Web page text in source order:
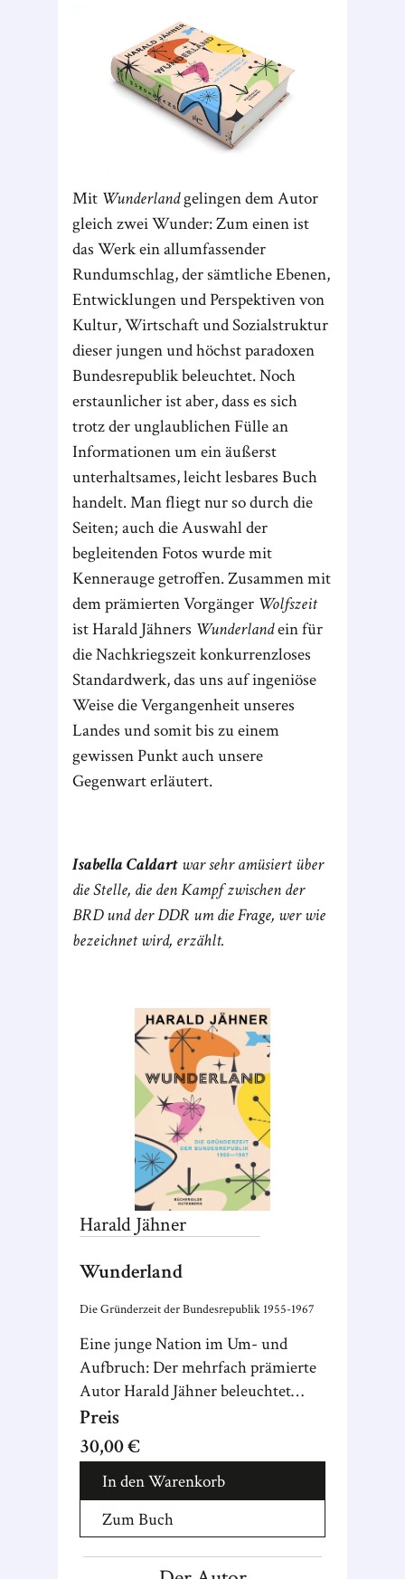
Mit Wunderlandgelingen dem Autor
gleich zwei Wunder: Zum einen ist
das Werk ein allumfassender
Rundumschlag, der sämtliche Ebenen,
Entwicklungen und Perspektiven von
Kultur, Wirtschaft und Sozialstruktur
dieser jungen und höchst paradoxen
Bundesrepublik beleuchtet. Noch
erstaunlicher ist aber, dass es sich
trotz der unglaublichen Fülle an
Informationen um ein äußerst
unterhaltsames, leicht lesbares Buch
handelt. Man fliegt nur so durch die
Seiten; auch die Auswahl der
begleitenden Fotos wurde mit
Kennerauge getroffen. Zusammen mit
dem prämierten Vorgänger Wolfszeit
ist Harald Jähners Wunderlandein für
die Nachkriegszeit konkurrenzloses
Standardwerk, das uns auf ingeniöse
Weise die Vergangenheit unseres
Landes und somit bis zu einem
gewissen Punkt auch unsere
Gegenwart erläutert.
Isabella Caldart war sehr amüsiert über
die Stelle, die den Kampf zwischen der
BRD und der DDR um die Frage, wer wie
bezeichnet wird, erzählt.
Harald Jähner
Wunderland
Die Gründerzeit der Bundesrepublik 1955-1967
Eine junge Nation im Um- und
Aufbruch: Der mehrfach prämierte
Autor Harald Jähner beleuchtet
Westdeutschland zwischen 1955
und 1967.
Preis
30,00 €
In den Warenkorb
Zum Buch